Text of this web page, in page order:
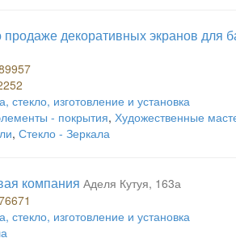
продаже декоративных экранов для
стекло, изготовление и установка
- покрытия, Художественные
, Стекло - Зеркала
компания Аделя Кутуя, 163а
стекло, изготовление и установка